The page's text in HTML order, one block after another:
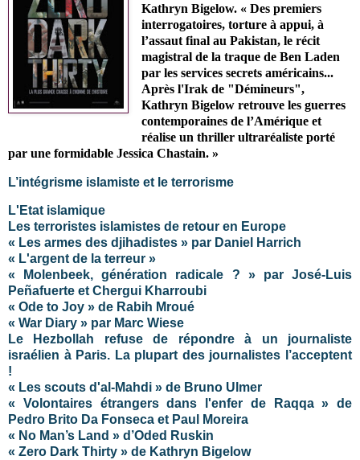
Kathryn Bigelow. « Des premiers
interrogatoires, torture à appui, à
l’assaut final au Pakistan, le récit
magistral de la traque de Ben Laden
par les services secrets américains...
Après l'Irak de "Démineurs",
Kathryn Bigelow retrouve les guerres
contemporaines de l’Amérique et
réalise un thriller ultraréaliste porté
par une formidable Jessica Chastain. »
L’intégrisme islamiste et le terrorisme
L'Etat islamique
Les terroristes islamistes de retour en Europe
« Les armes des djihadistes » par Daniel Harrich
« L'argent de la terreur »
« Molenbeek, génération radicale ? » par José-Luis
Peñafuerte et Chergui Kharroubi
« Ode to Joy » de Rabih Mroué
« War Diary » par Marc Wiese
Le Hezbollah refuse de répondre à un journaliste
israélien à Paris. La plupart des journalistes l’acceptent
!
« Les scouts d'al-Mahdi » de Bruno Ulmer
« Volontaires étrangers dans l'enfer de Raqqa » de
Pedro Brito Da Fonseca et Paul Moreira
« No Man’s Land » d’Oded Ruskin
« Zero Dark Thirty » de Kathryn Bigelow